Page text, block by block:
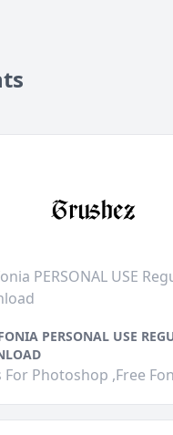
PERSONAL USE
PERSONAL USE
For Photoshop ,Free